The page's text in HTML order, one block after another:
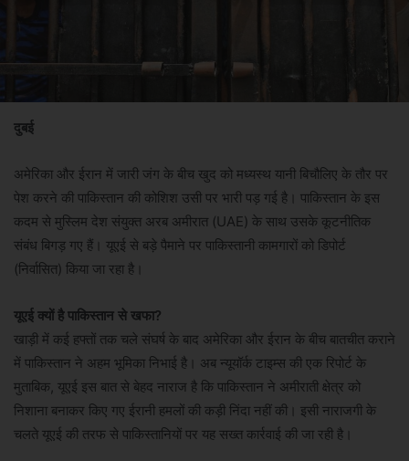
दुबई
अमेरिका और ईरान में जारी जंग के बीच खुद को मध्यस्थ यानी बिचौलिए के तौर पर
पेश करने की पाकिस्तान की कोशिश उसी पर भारी पड़ गई है। पाकिस्तान के इस
कदम से मुस्लिम देश संयुक्त अरब अमीरात (UAE) के साथ उसके कूटनीतिक
संबंध बिगड़ गए हैं। यूएई से बड़े पैमाने पर पाकिस्तानी कामगारों को डिपोर्ट
(निर्वासित) किया जा रहा है।
यूएई क्यों है पाकिस्तान से खफा?
खाड़ी में कई हफ्तों तक चले संघर्ष के बाद अमेरिका और ईरान के बीच बातचीत कराने
में पाकिस्तान ने अहम भूमिका निभाई है। अब न्यूयॉर्क टाइम्स की एक रिपोर्ट के
मुताबिक, यूएई इस बात से बेहद नाराज है कि पाकिस्तान ने अमीराती क्षेत्र को
निशाना बनाकर किए गए ईरानी हमलों की कड़ी निंदा नहीं की। इसी नाराजगी के
चलते यूएई की तरफ से पाकिस्तानियों पर यह सख्त कार्रवाई की जा रही है।